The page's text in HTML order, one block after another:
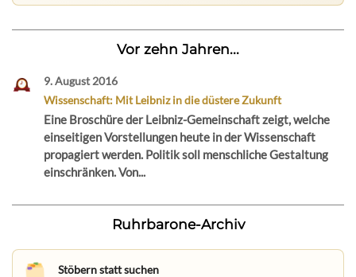
Vor zehn Jahren...
9. August 2016
Wissenschaft: Mit Leibniz in die düstere Zukunft
Eine Broschüre der Leibniz-Gemeinschaft zeigt, welche
einseitigen Vorstellungen heute in der Wissenschaft
propagiert werden. Politik soll menschliche Gestaltung
einschränken. Von...
Ruhrbarone-Archiv
Stöbern statt suchen